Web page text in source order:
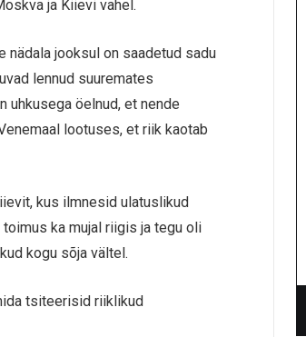
ja Kiievi vahel.
nädala jooksul on saadetud sadu
lennud suuremates
uhkusega öelnud, et nende
lootuses, et riik kaotab
kus ilmnesid ulatuslikud
ka mujal riigis ja tegu oli
kogu sõja vältel.
tsiteerisid riiklikud